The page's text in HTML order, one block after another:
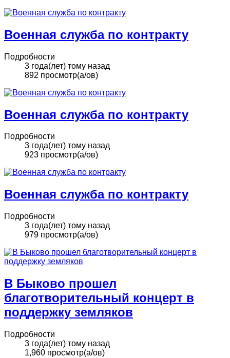
Военная служба по контракту
Подробности
3 года(лет) тому назад
892 просмотр(а/ов)
Военная служба по контракту
Подробности
3 года(лет) тому назад
923 просмотр(а/ов)
Военная служба по контракту
Подробности
3 года(лет) тому назад
979 просмотр(а/ов)
В Быково прошел
благотворительный концерт в
поддержку земляков
Подробности
3 года(лет) тому назад
1,960 просмотр(а/ов)